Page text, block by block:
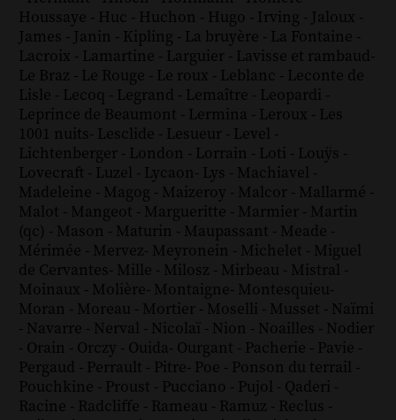
Houssaye - Huc - Huchon - Hugo - Irving - Jaloux -
James - Janin - Kipling - La bruyère - La Fontaine -
Lacroix - Lamartine - Larguier - Lavisse et rambaud-
Le Braz - Le Rouge - Le roux - Leblanc - Leconte de
Lisle - Lecoq - Legrand - Lemaître - Leopardi -
Leprince de Beaumont - Lermina - Leroux - Les
1001 nuits- Lesclide - Lesueur - Level -
Lichtenberger - London - Lorrain - Loti - Louÿs -
Lovecraft - Luzel - Lycaon- Lys - Machiavel -
Madeleine - Magog - Maizeroy - Malcor - Mallarmé -
Malot - Mangeot - Margueritte - Marmier - Martin
(qc) - Mason - Maturin - Maupassant - Meade -
Mérimée - Mervez- Meyronein - Michelet - Miguel
de Cervantes- Mille - Milosz - Mirbeau - Mistral -
Moinaux - Molière- Montaigne- Montesquieu-
Moran - Moreau - Mortier - Moselli - Musset - Naïmi
- Navarre - Nerval - Nicolaï - Nion - Noailles - Nodier
- Orain - Orczy - Ouida- Ourgant - Pacherie - Pavie -
Pergaud - Perrault - Pitre- Poe - Ponson du terrail -
Pouchkine - Proust - Pucciano - Pujol - Qaderi -
Racine - Radcliffe - Rameau - Ramuz - Reclus -